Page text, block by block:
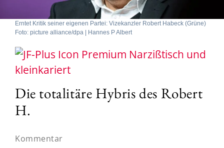
Erntet Kritik seiner eigenen Partei: Vizekanzler Robert Habeck (Grüne)
Foto: picture alliance/dpa | Hannes P Albert
Narzißtisch und
kleinkariert
Die totalitäre Hybris des Robert
H.
Kommentar